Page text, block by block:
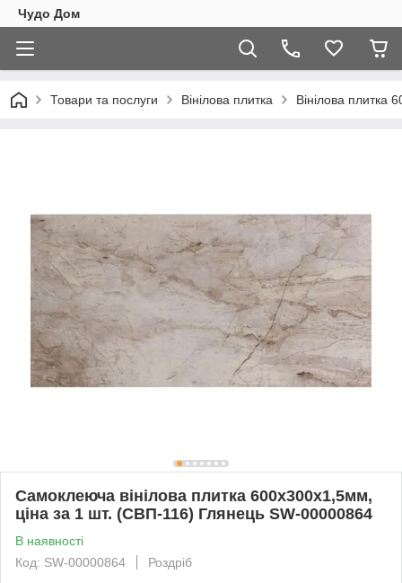
Чудо Дом
Товари та послуги Вінілова плитка Вінілова плитка
Самоклеюча вінілова плитка 600х300х1,5мм,
ціна за 1 шт. (СВП-116) Глянець SW-00000864
В наявності
Код: SW-00000864
Роздріб